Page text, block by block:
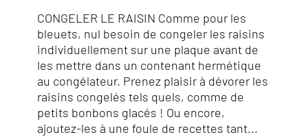
CONGELER LE RAISIN Comme pour les
bleuets, nul besoin de congeler les raisins
individuellement sur une plaque avant de
les mettre dans un contenant hermétique
au congélateur. Prenez plaisir à dévorer les
raisins congelés tels quels, comme de
petits bonbons glacés ! Ou encore,
ajoutez-les à une foule de recettes tant...